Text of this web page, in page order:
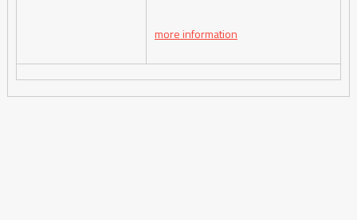
more information